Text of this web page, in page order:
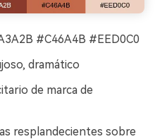
#C46A4B #EED0C0
dramático
de marca de
resplandecientes sobre